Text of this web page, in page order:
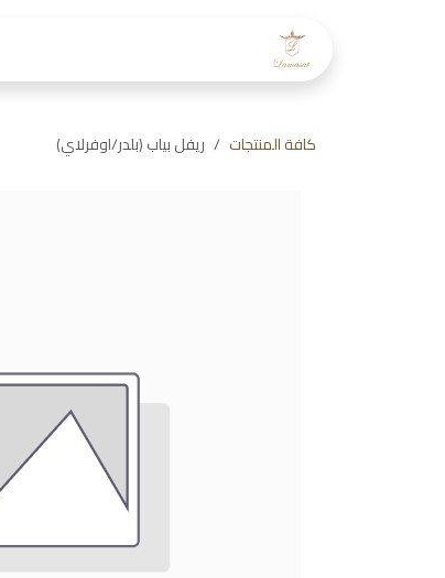
كافة المنتجات ريفل بياب (بلدر/اوفرلاي)